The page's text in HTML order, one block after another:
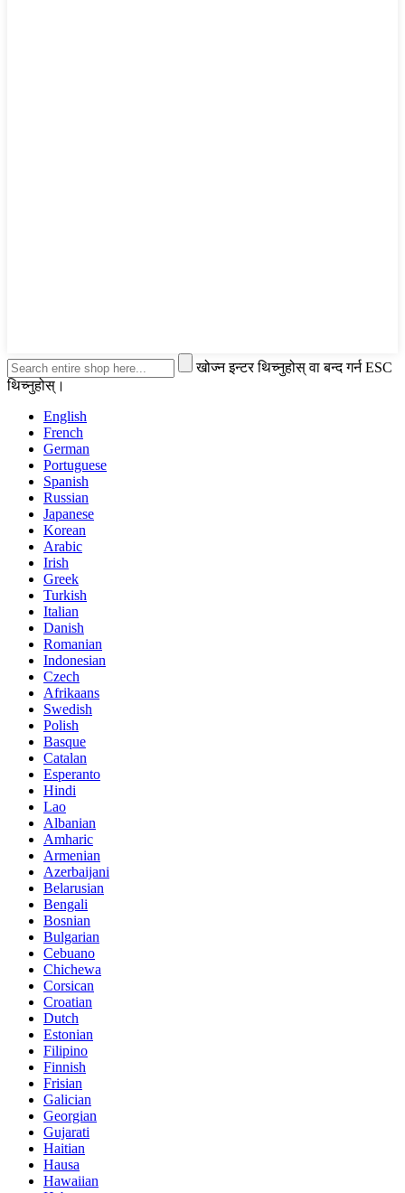
खोज्न इन्टर थिच्नुहोस् वा बन्द गर्न ESC
थिच्नुहोस्।
English
French
German
Portuguese
Spanish
Russian
Japanese
Korean
Arabic
Irish
Greek
Turkish
Italian
Danish
Romanian
Indonesian
Czech
Afrikaans
Swedish
Polish
Basque
Catalan
Esperanto
Hindi
Lao
Albanian
Amharic
Armenian
Azerbaijani
Belarusian
Bengali
Bosnian
Bulgarian
Cebuano
Chichewa
Corsican
Croatian
Dutch
Estonian
Filipino
Finnish
Frisian
Galician
Georgian
Gujarati
Haitian
Hausa
Hawaiian